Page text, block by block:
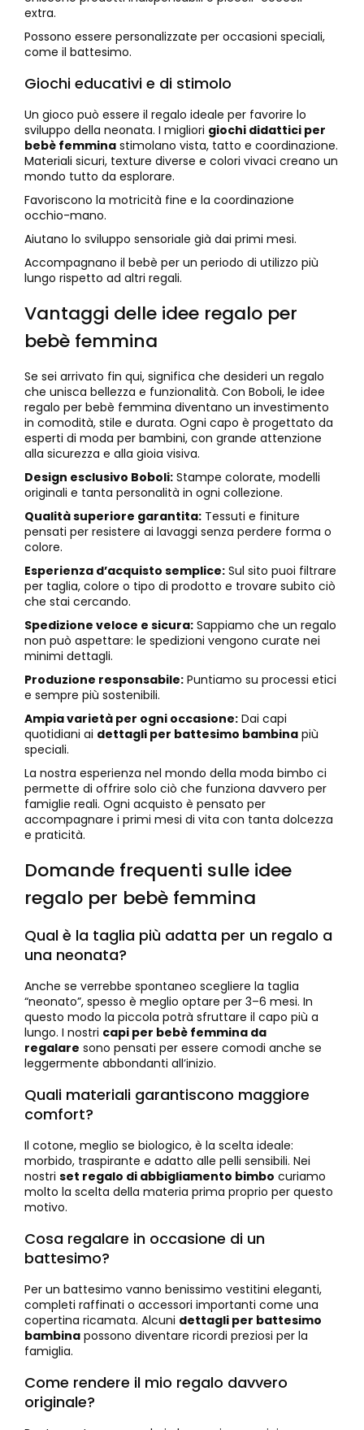
extra.
Possono essere personalizzate per occasioni speciali,
come il battesimo.
Giochi educativi e di stimolo
Un gioco può essere il regalo ideale per favorire lo
sviluppo della neonata. I migliori giochi didattici per
bebè femmina stimolano vista, tatto e coordinazione.
Materiali sicuri, texture diverse e colori vivaci creano un
mondo tutto da esplorare.
Favoriscono la motricità fine e la coordinazione
occhio-mano.
Aiutano lo sviluppo sensoriale già dai primi mesi.
Accompagnano il bebè per un periodo di utilizzo più
lungo rispetto ad altri regali.
Vantaggi delle idee regalo per
bebè femmina
Se sei arrivato fin qui, significa che desideri un regalo
che unisca bellezza e funzionalità. Con Boboli, le idee
regalo per bebè femmina diventano un investimento
in comodità, stile e durata. Ogni capo è progettato da
esperti di moda per bambini, con grande attenzione
alla sicurezza e alla gioia visiva.
Design esclusivo Boboli: Stampe colorate, modelli
originali e tanta personalità in ogni collezione.
Qualità superiore garantita: Tessuti e finiture
pensati per resistere ai lavaggi senza perdere forma o
colore.
Esperienza d’acquisto semplice: Sul sito puoi filtrare
per taglia, colore o tipo di prodotto e trovare subito ciò
che stai cercando.
Spedizione veloce e sicura: Sappiamo che un regalo
non può aspettare: le spedizioni vengono curate nei
minimi dettagli.
Produzione responsabile: Puntiamo su processi etici
e sempre più sostenibili.
Ampia varietà per ogni occasione: Dai capi
quotidiani ai dettagli per battesimo bambina più
speciali.
La nostra esperienza nel mondo della moda bimbo ci
permette di offrire solo ciò che funziona davvero per
famiglie reali. Ogni acquisto è pensato per
accompagnare i primi mesi di vita con tanta dolcezza
e praticità.
Domande frequenti sulle idee
regalo per bebè femmina
Qual è la taglia più adatta per un regalo a
una neonata?
Anche se verrebbe spontaneo scegliere la taglia
“neonato”, spesso è meglio optare per 3–6 mesi. In
questo modo la piccola potrà sfruttare il capo più a
lungo. I nostri capi per bebè femmina da
regalare sono pensati per essere comodi anche se
leggermente abbondanti all’inizio.
Quali materiali garantiscono maggiore
comfort?
Il cotone, meglio se biologico, è la scelta ideale:
morbido, traspirante e adatto alle pelli sensibili. Nei
nostri set regalo di abbigliamento bimbo curiamo
molto la scelta della materia prima proprio per questo
motivo.
Cosa regalare in occasione di un
battesimo?
Per un battesimo vanno benissimo vestitini eleganti,
completi raffinati o accessori importanti come una
copertina ricamata. Alcuni dettagli per battesimo
bambina possono diventare ricordi preziosi per la
famiglia.
Come rendere il mio regalo davvero
originale?